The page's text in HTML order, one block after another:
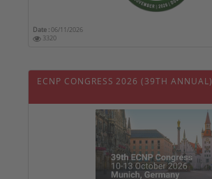
Date :06/11/2026
3320
ECNP CONGRESS 2026 (39TH ANNUAL)